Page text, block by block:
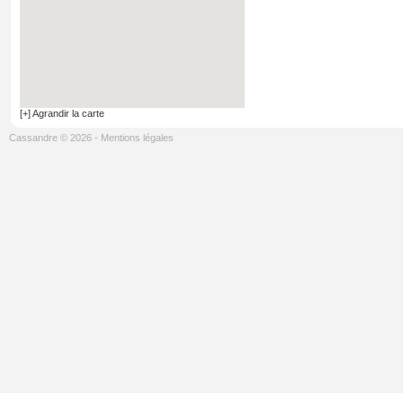
[+] Agrandir la carte
Cassandre © 2026 - Mentions légales